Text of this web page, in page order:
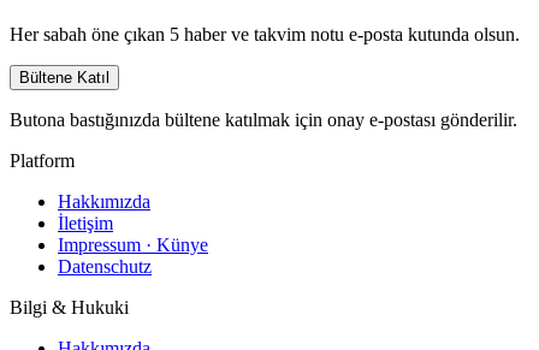
Her sabah öne çıkan 5 haber ve takvim notu e-posta kutunda olsun.
Bültene Katıl
Butona bastığınızda bültene katılmak için onay e-postası gönderilir.
Platform
Hakkımızda
İletişim
Impressum · Künye
Datenschutz
Bilgi & Hukuki